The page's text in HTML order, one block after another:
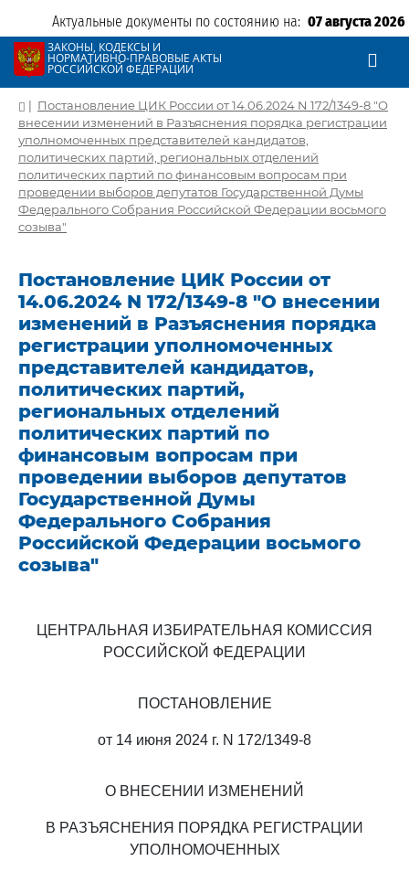
Актуальные документы по состоянию на: 07 августа 2026
ЗАКОНЫ, КОДЕКСЫ И
НОРМАТИВНО-ПРАВОВЫЕ АКТЫ
РОССИЙСКОЙ ФЕДЕРАЦИИ
| Постановление ЦИК России от 14.06.2024 N 172/1349-8 "О
внесении изменений в Разъяснения порядка регистрации
уполномоченных представителей кандидатов,
политических партий, региональных отделений
политических партий по финансовым вопросам при
проведении выборов депутатов Государственной Думы
Федерального Собрания Российской Федерации восьмого
созыва"
Постановление ЦИК России от
14.06.2024 N 172/1349-8 "О внесении
изменений в Разъяснения порядка
регистрации уполномоченных
представителей кандидатов,
политических партий,
региональных отделений
политических партий по
финансовым вопросам при
проведении выборов депутатов
Государственной Думы
Федерального Собрания
Российской Федерации восьмого
созыва"
ЦЕНТРАЛЬНАЯ ИЗБИРАТЕЛЬНАЯ КОМИССИЯ
РОССИЙСКОЙ ФЕДЕРАЦИИ
ПОСТАНОВЛЕНИЕ
от 14 июня 2024 г. N 172/1349-8
О ВНЕСЕНИИ ИЗМЕНЕНИЙ
В РАЗЪЯСНЕНИЯ ПОРЯДКА РЕГИСТРАЦИИ
УПОЛНОМОЧЕННЫХ